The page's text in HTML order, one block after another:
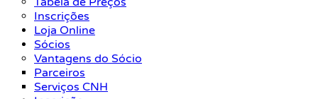
Inscrições
Loja Online
Sócios
Vantagens do Sócio
Parceiros
Serviços CNH